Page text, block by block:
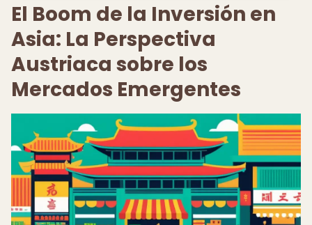
El Boom de la Inversión en
Asia: La Perspectiva
Austriaca sobre los
Mercados Emergentes